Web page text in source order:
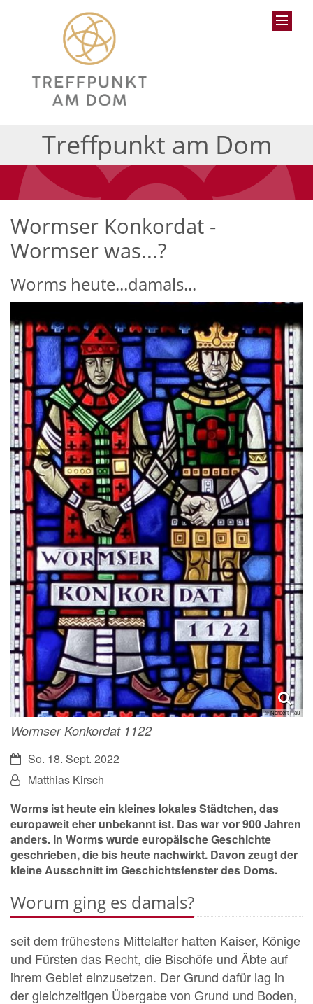
Treffpunkt am Dom
Wormser Konkordat -
Wormser was...?
Worms heute...damals...
© Norbert Rau
Wormser Konkordat 1122
Datum:So. 18. Sept. 2022
Von:Matthias Kirsch
Worms ist heute ein kleines lokales Städtchen, das
europaweit eher unbekannt ist. Das war vor 900 Jahren
anders. In Worms wurde europäische Geschichte
geschrieben, die bis heute nachwirkt. Davon zeugt der
kleine Ausschnitt im Geschichtsfenster des Doms.
Worum ging es damals?
seit dem frühestens Mittelalter hatten Kaiser, Könige
und Fürsten das Recht, die Bischöfe und Äbte auf
ihrem Gebiet einzusetzen. Der Grund dafür lag in
der gleichzeitigen Übergabe von Grund und Boden,